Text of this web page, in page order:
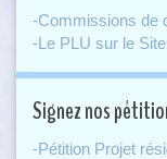
-Commissions de
-Le PLU sur le
Signez nos
-Pétition Projet